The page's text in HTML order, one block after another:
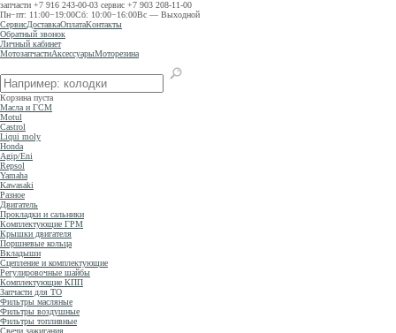
запчасти +7 916 243-00-03 сервис +7 903 208-11-00
Пн−пт: 11:00−19:00Сб: 10:00−16:00Вс — Выходной
СервисДоставкаОплатаКонтакты
Обратный звонок
Личный кабинет
МотозапчастиАксессуарыМоторезина
Корзина пуста
Масла и ГСМ
Motul
Castrol
Liqui moly
Honda
Agip/Eni
Repsol
Yamaha
Kawasaki
Разное
Двигатель
Прокладки и сальники
Комплектующие ГРМ
Крышки двигателя
Поршневые кольца
Вкладыши
Сцепление и комплектующие
Регулировочные шайбы
Комплектующие КПП
Запчасти для ТО
Фильтры масляные
Фильтры воздушные
Фильтры топливные
Свечи зажигания